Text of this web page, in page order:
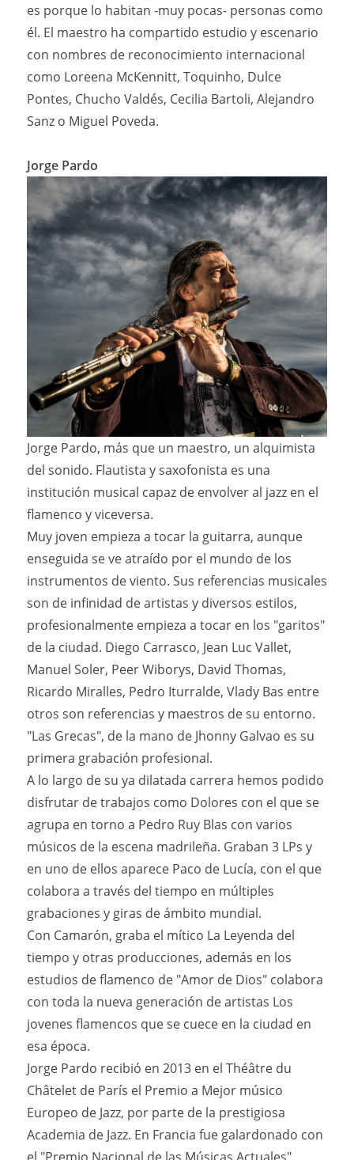
es porque lo habitan -muy pocas- personas como
él. El maestro ha compartido estudio y escenario
con nombres de reconocimiento internacional
como Loreena McKennitt, Toquinho, Dulce
Pontes, Chucho Valdés, Cecilia Bartoli, Alejandro
Sanz o Miguel Poveda.
Jorge Pardo
Jorge Pardo, más que un maestro, un alquimista
del sonido. Flautista y saxofonista es una
institución musical capaz de envolver al jazz en el
flamenco y viceversa.
Muy joven empieza a tocar la guitarra, aunque
enseguida se ve atraído por el mundo de los
instrumentos de viento. Sus referencias musicales
son de infinidad de artistas y diversos estilos,
profesionalmente empieza a tocar en los "garitos"
de la ciudad. Diego Carrasco, Jean Luc Vallet,
Manuel Soler, Peer Wiborys, David Thomas,
Ricardo Miralles, Pedro Iturralde, Vlady Bas entre
otros son referencias y maestros de su entorno.
"Las Grecas", de la mano de Jhonny Galvao es su
primera grabación profesional.
A lo largo de su ya dilatada carrera hemos podido
disfrutar de trabajos como Dolores con el que se
agrupa en torno a Pedro Ruy Blas con varios
músicos de la escena madrileña. Graban 3 LPs y
en uno de ellos aparece Paco de Lucía, con el que
colabora a través del tiempo en múltiples
grabaciones y giras de ámbito mundial.
Con Camarón, graba el mítico La Leyenda del
tiempo y otras producciones, además en los
estudios de flamenco de "Amor de Dios" colabora
con toda la nueva generación de artistas Los
jovenes flamencos que se cuece en la ciudad en
esa época.
Jorge Pardo recibió en 2013 en el Théâtre du
Châtelet de París el Premio a Mejor músico
Europeo de Jazz, por parte de la prestigiosa
Academia de Jazz. En Francia fue galardonado con